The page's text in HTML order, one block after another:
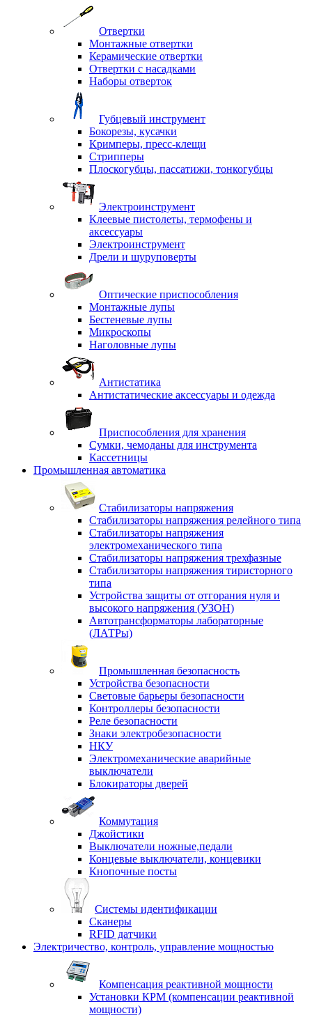
Отвертки
Монтажные отвертки
Керамические отвертки
Отвертки с насадками
Наборы отверток
Губцевый инструмент
Бокорезы, кусачки
Кримперы, пресс-клещи
Стрипперы
Плоскогубцы, пассатижи, тонкогубцы
Электроинструмент
Клеевые пистолеты, термофены и
аксессуары
Электроинструмент
Дрели и шуруповерты
Оптические приспособления
Монтажные лупы
Бестеневые лупы
Микроскопы
Наголовные лупы
Антистатика
Антистатические аксессуары и одежда
Приспособления для хранения
Сумки, чемоданы для инструмента
Кассетницы
Промышленная автоматика
Стабилизаторы напряжения
Стабилизаторы напряжения релейного типа
Стабилизаторы напряжения
электромеханического типа
Стабилизаторы напряжения трехфазные
Стабилизаторы напряжения тиристорного
типа
Устройства защиты от отгорания нуля и
высокого напряжения (УЗОН)
Автотрансформаторы лабораторные
(ЛАТРы)
Промышленная безопасность
Устройства безопасности
Световые барьеры безопасности
Контроллеры безопасности
Реле безопасности
Знаки электробезопасности
НКУ
Электромеханические аварийные
выключатели
Блокираторы дверей
Коммутация
Джойстики
Выключатели ножные,педали
Концевые выключатели, концевики
Кнопочные посты
Системы идентификации
Сканеры
RFID датчики
Электричество, контроль, управление мощностью
Компенсация реактивной мощности
Установки КРМ (компенсации реактивной
мощности)